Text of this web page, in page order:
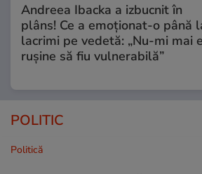
Andreea Ibacka a izbucnit în
plâns! Ce a emoționat-o până
lacrimi pe vedetă: „Nu-mi mai e
rușine să fiu vulnerabilă”
POLITIC
Politică